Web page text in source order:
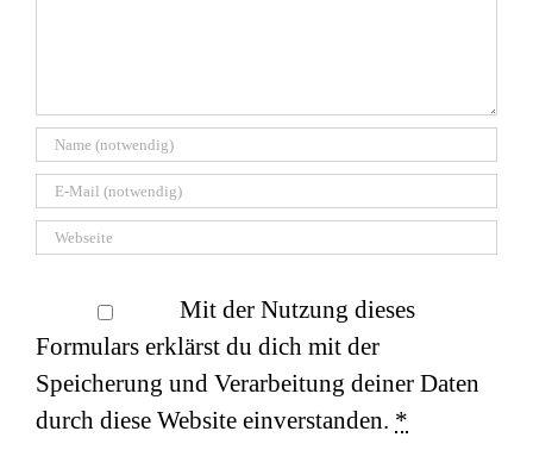
Mit der Nutzung dieses
Formulars erklärst du dich mit der
Speicherung und Verarbeitung deiner Daten
durch diese Website einverstanden. *